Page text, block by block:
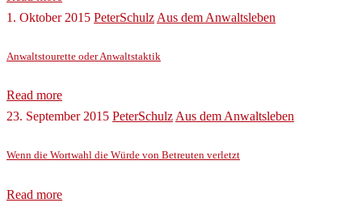
1. Oktober 2015 PeterSchulz Aus dem Anwaltsleben
Anwaltstourette oder Anwaltstaktik
Read more
23. September 2015 PeterSchulz Aus dem Anwaltsleben
Wenn die Wortwahl die Würde von Betreuten verletzt
Read more